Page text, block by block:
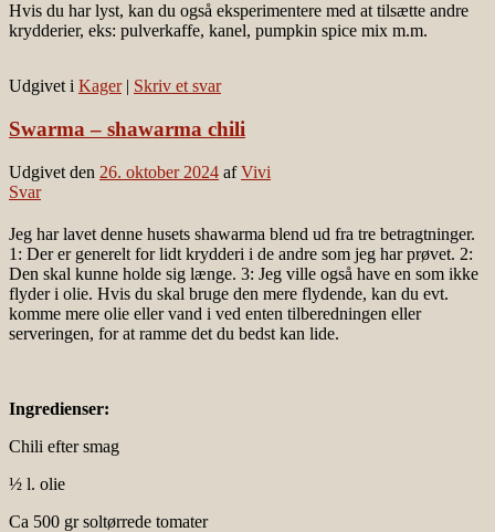
Hvis du har lyst, kan du også eksperimentere med at tilsætte andre
krydderier, eks: pulverkaffe, kanel, pumpkin spice mix m.m.
Udgivet i Kager | Skriv et svar
Swarma – shawarma chili
Udgivet den 26. oktober 2024 afVivi
Svar
Jeg har lavet denne husets shawarma blend ud fra tre betragtninger.
1: Der er generelt for lidt krydderi i de andre som jeg har prøvet. 2:
Den skal kunne holde sig længe. 3: Jeg ville også have en som ikke
flyder i olie. Hvis du skal bruge den mere flydende, kan du evt.
komme mere olie eller vand i ved enten tilberedningen eller
serveringen, for at ramme det du bedst kan lide.
Ingredienser:
Chili efter smag
½ l. olie
Ca 500 gr soltørrede tomater